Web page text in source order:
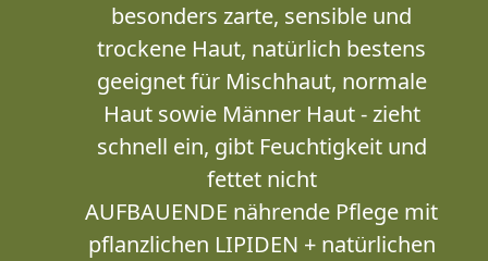
besonders zarte, sensible und
trockene Haut, natürlich bestens
geeignet für Mischhaut, normale
Haut sowie Männer Haut - zieht
schnell ein, gibt Feuchtigkeit und
fettet nicht
AUFBAUENDE nährende Pflege mit
pflanzlichen LIPIDEN + natürlichen